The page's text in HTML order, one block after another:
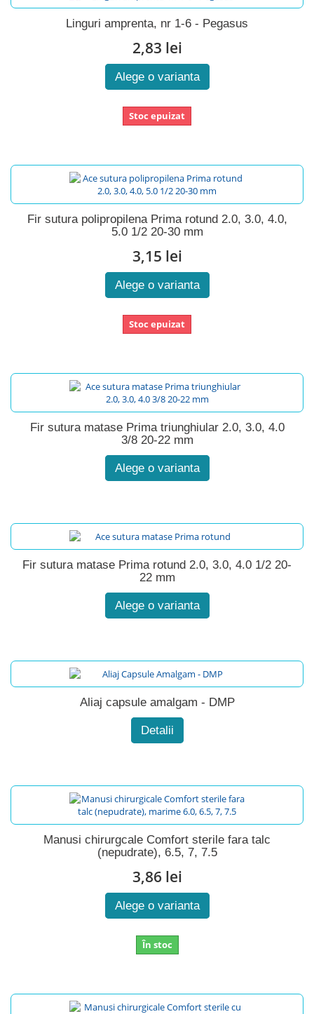
Linguri amprenta, nr 1-6 - Pegasus
2,83 lei
Alege o varianta
Stoc epuizat
Fir sutura polipropilena Prima rotund 2.0, 3.0, 4.0,
5.0 1/2 20-30 mm
3,15 lei
Alege o varianta
Stoc epuizat
Fir sutura matase Prima triunghiular 2.0, 3.0, 4.0
3/8 20-22 mm
Alege o varianta
Fir sutura matase Prima rotund 2.0, 3.0, 4.0 1/2 20-
22 mm
Alege o varianta
Aliaj capsule amalgam - DMP
Detalii
Manusi chirurgcale Comfort sterile fara talc
(nepudrate), 6.5, 7, 7.5
3,86 lei
Alege o varianta
În stoc